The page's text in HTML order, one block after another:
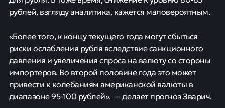
рублей, взгляду аналитика, кажется маловероятным.
«Более того, к концу текущего года могут сбыться
риски ослабления рубля вследствие санкционного
давления и увеличения спроса на валюту со стороны
импортеров. Во второй половине года это может
привести к колебаниям американской валюты в
диапазоне 95-100 рублей», — делает прогноз Зварич.